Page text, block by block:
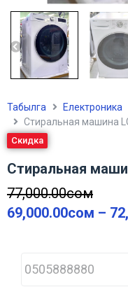
Табылга Електроника
Стиральная машина
Скидка
Стиральная
77,000.00сом
69,000.00сом –
h
o